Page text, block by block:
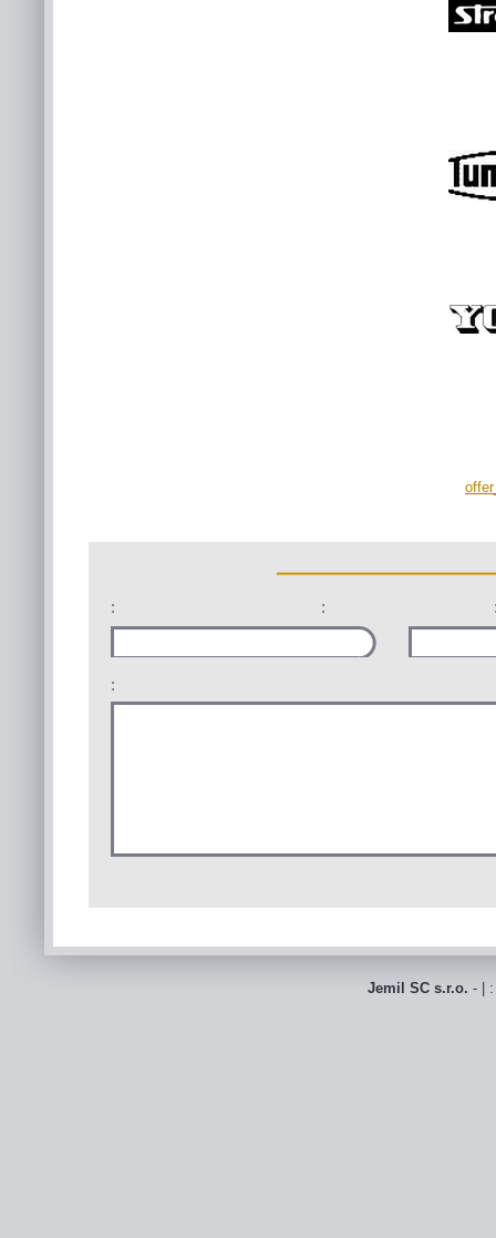
: :
:
Jemil SC s.r.o. - |